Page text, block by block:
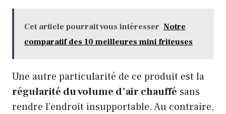
Cet article pourrait vous intéresser Notre
comparatif des 10 meilleures mini friteuses
Une autre particularité de ce produit est la
régularité du volume d’air chauffé sans
rendre l’endroit insupportable. Au contraire,